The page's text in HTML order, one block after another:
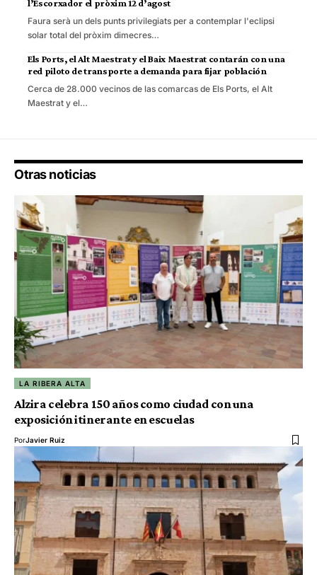
l’Escorxador el pròxim 12 d’agost
Faura serà un dels punts privilegiats per a contemplar l'eclipsi
solar total del pròxim dimecres…
Els Ports, el Alt Maestrat y el Baix Maestrat contarán con una
red piloto de transporte a demanda para fijar población
Cerca de 28.000 vecinos de las comarcas de Els Ports, el Alt
Maestrat y el…
Otras noticias
LA RIBERA ALTA
Alzira celebra 150 años como ciudad con una
exposición itinerante en escuelas
PorJavier Ruiz